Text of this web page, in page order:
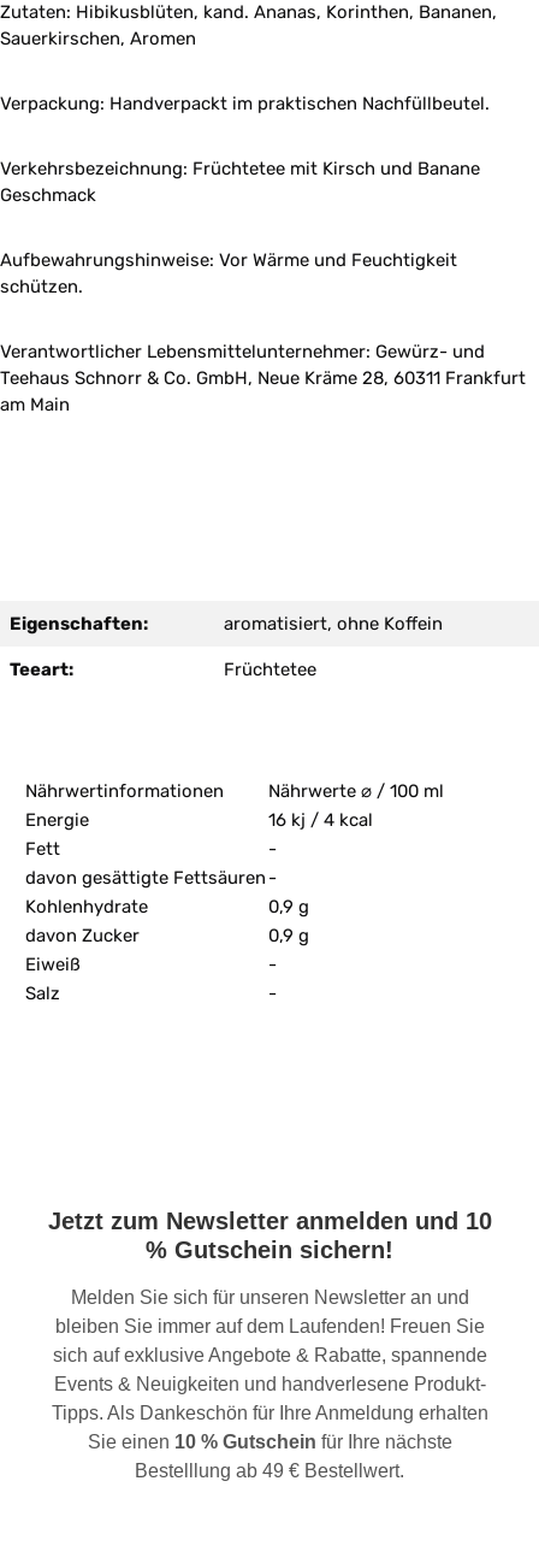
Zutaten: Hibikusblüten, kand. Ananas, Korinthen, Bananen,
Sauerkirschen, Aromen
Verpackung: Handverpackt im praktischen Nachfüllbeutel.
Verkehrsbezeichnung: Früchtetee mit Kirsch und Banane
Geschmack
Aufbewahrungshinweise: Vor Wärme und Feuchtigkeit
schützen.
Verantwortlicher Lebensmittelunternehmer: Gewürz- und
Teehaus Schnorr & Co. GmbH, Neue Kräme 28, 60311 Frankfurt
am Main
Eigenschaften: aromatisiert, ohne Koffein
Teeart: Früchtetee
Nährwertinformationen
Nährwerte ⌀ / 100 ml
Energie
16 kj / 4 kcal
Fett
-
davon gesättigte Fettsäuren -
Kohlenhydrate
0,9 g
davon Zucker
0,9 g
Eiweiß
-
Salz
-
Jetzt zum Newsletter anmelden und 10
% Gutschein sichern!
Melden Sie sich für unseren Newsletter an und
bleiben Sie immer auf dem Laufenden! Freuen Sie
sich auf exklusive Angebote & Rabatte, spannende
Events & Neuigkeiten und handverlesene Produkt-
Tipps. Als Dankeschön für Ihre Anmeldung erhalten
Sie einen 10 % Gutschein für Ihre nächste
Bestelllung ab 49 € Bestellwert.